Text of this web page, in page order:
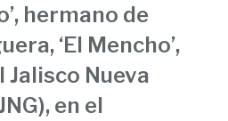
hermano de
‘El Mencho’,
Nueva
en el